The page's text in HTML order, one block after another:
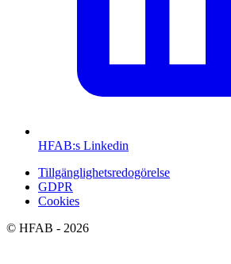
HFAB:s Linkedin
Tillgänglighetsredogörelse
GDPR
Cookies
© HFAB - 2026